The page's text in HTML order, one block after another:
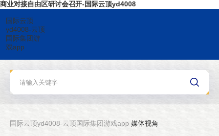
商业对接自由区研讨会召开-国际云顶yd4008
国际云顶
yd4008-云顶
国际集团游
戏app
国际云顶yd4008-云顶国际集团游戏app 媒体视角